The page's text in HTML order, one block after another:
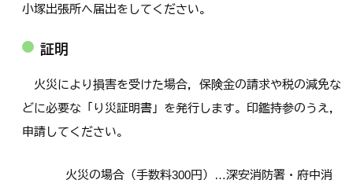
小塚出張所へ届出をしてください。
証明
火災により損害を受けた場合，保険金の請求や税の減免な
どに必要な「り災証明書」を発行します。印鑑持参のうえ，
申請してください。
火災の場合（手数料300円）…深安消防署・府中消